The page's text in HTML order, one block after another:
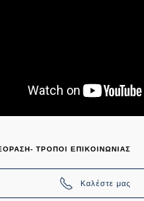
ΤΡΟΠΟΙ ΕΠΙΚΟΙΝΩΝΙΑΣ
Καλέστε μας